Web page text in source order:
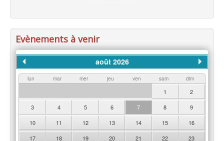
Evènements à venir
août 2026
lun mar mer jeu ven sam dim
1
2
3
4 5 6 7 8
9
10
11 12 13 14 15
16
17
18 19 20 21 22
23